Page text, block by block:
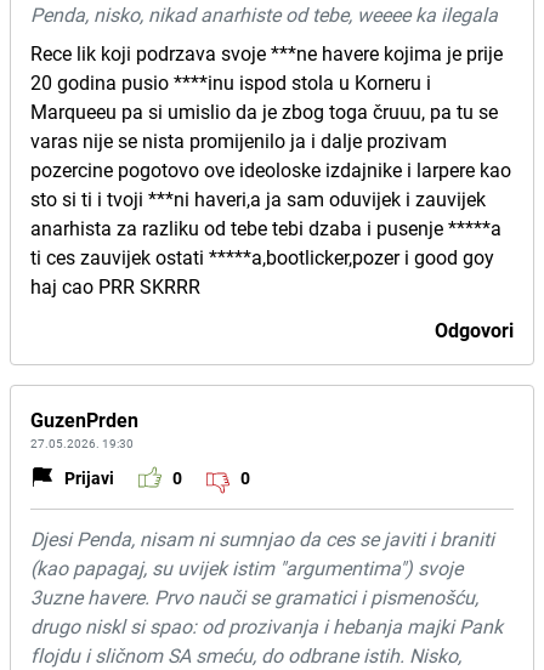
Penda, nisko, nikad anarhiste od tebe, weeee ka ilegala
Rece lik koji podrzava svoje ***ne havere kojima je prije
20 godina pusio ****inu ispod stola u Korneru i
Marqueeu pa si umislio da je zbog toga čruuu, pa tu se
varas nije se nista promijenilo ja i dalje prozivam
pozercine pogotovo ove ideoloske izdajnike i larpere kao
sto si ti i tvoji ***ni haveri,a ja sam oduvijek i zauvijek
anarhista za razliku od tebe tebi dzaba i pusenje *****a
ti ces zauvijek ostati *****a,bootlicker,pozer i good goy
haj cao PRR SKRRR
Odgovori
GuzenPrden
27.05.2026. 19:30
Prijavi 0 0
Djesi Penda, nisam ni sumnjao da ces se javiti i braniti
(kao papagaj, su uvijek istim "argumentima") svoje
3uzne havere. Prvo nauči se gramatici i pismenošću,
drugo niskl si spao: od prozivanja i hebanja majki Pank
flojdu i sličnom SA smeću, do odbrane istih. Nisko,